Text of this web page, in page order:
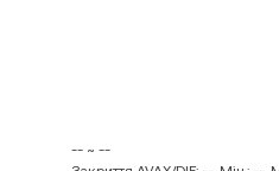
-- ~ --